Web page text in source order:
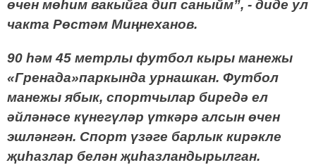
өчен мөһим вакыйга дип саныйм”, - диде ул
чакта Рөстәм Миңнеханов.
90 һәм 45 метрлы футбол кыры манежы
«Гренада»паркында урнашкан. Футбол
манежы ябык, спортчылар биредә ел
әйләнәсе күнегүләр үткәрә алсын өчен
эшләнгән. Спорт үзәге барлык кирәкле
җиһазлар белән җиһазландырылган.